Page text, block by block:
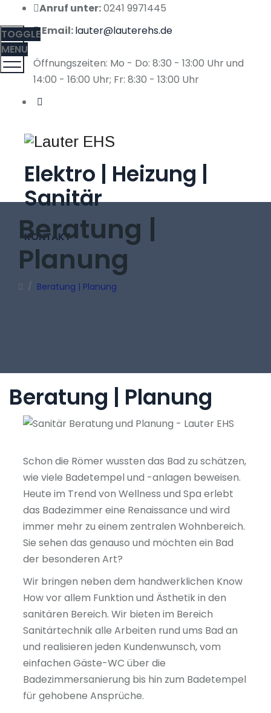
Anruf unter:0241 9971445
Email:lauter@lauterehs.de
Öffnungszeiten: Mo - Do: 8:30 - 13:00 Uhr und
14:00 - 16:00 Uhr; Fr: 8:30 - 13:00 Uhr
Elektro | Heizung |
Sanitär
KONTAKT
TOGGLE
MENU
Beratung |
Planung
/ Beratung | Planung
Beratung | Planung
Schon die Römer wussten das Bad zu schätzen,
wie viele Badetempel und -anlagen beweisen.
Heute im Trend von Wellness und Spa erlebt
das Badezimmer eine Renaissance und wird
immer mehr zu einem zentralen Wohnbereich.
Sie sehen das genauso und möchten ein Bad
der besonderen Art?
Wir bringen neben dem handwerklichen Know
How vor allem Funktion und Ästhetik in den
sanitären Bereich. Wir bieten im Bereich
Sanitärtechnik alle Arbeiten rund ums Bad an
und realisieren jeden Kundenwunsch, vom
einfachen Gäste-WC über die
Badezimmersanierung bis hin zum Badetempel
für gehobene Ansprüche.